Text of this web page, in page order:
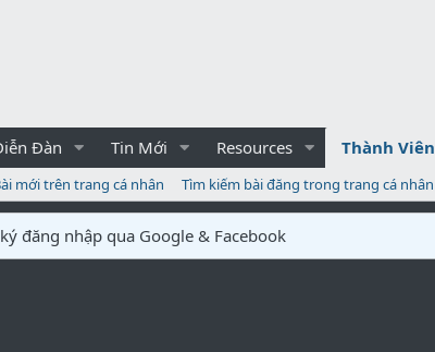
Đàn Tin Mới Resources Thành Viên
mới trên trang cá nhân Tìm kiếm bài đăng trong trang cá nhân
đăng nhập qua Google & Facebook